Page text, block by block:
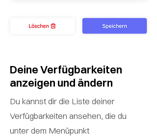
Deine Verfügbarkeiten
anzeigen und ändern
Du kannst dir die Liste deiner
Verfügbarkeiten ansehen, die du
unter dem Menüpunkt